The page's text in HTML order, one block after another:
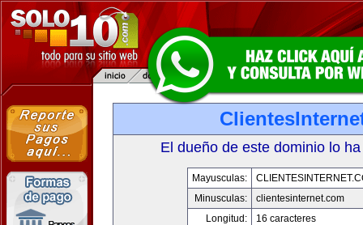
El dueño de este dominio lo
Mayusculas:
Minusculas:
clientesinternet.com
Longitud:
16 caracteres